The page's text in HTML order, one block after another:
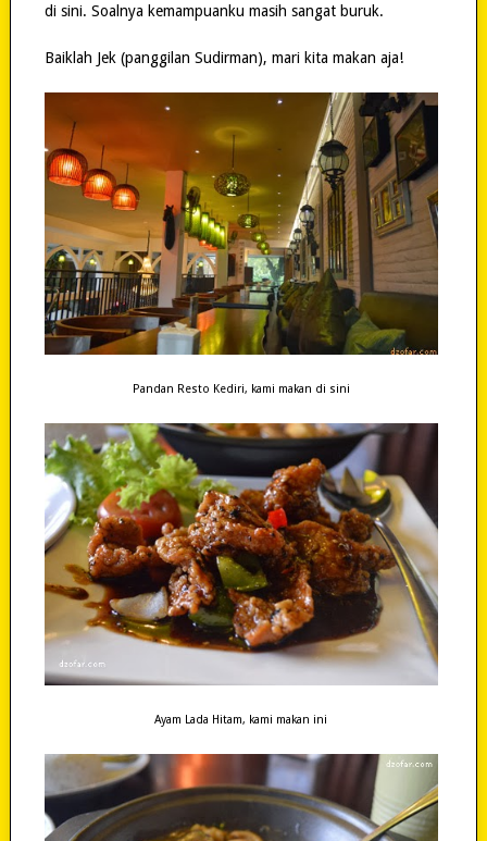
di sini. Soalnya kemampuanku masih sangat buruk.
Baiklah Jek (panggilan Sudirman), mari kita makan aja!
Pandan Resto Kediri, kami makan di sini
Ayam Lada Hitam, kami makan ini